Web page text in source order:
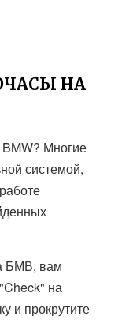
НА
Многие
системой,
БМВ, вам
на
и прокрутите